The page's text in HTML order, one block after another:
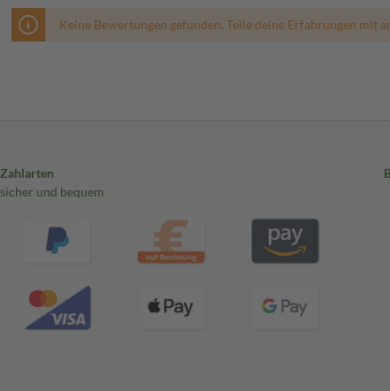
Keine Bewertungen gefunden. Teile deine Erfahrungen mit
Zahlarten
sicher und bequem